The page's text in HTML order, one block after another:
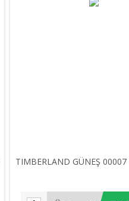
TIMBERLAND GÜNEŞ 00007